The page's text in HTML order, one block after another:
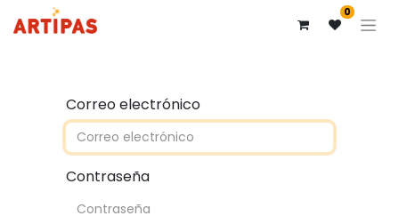
0
Correo electrónico
Contraseña